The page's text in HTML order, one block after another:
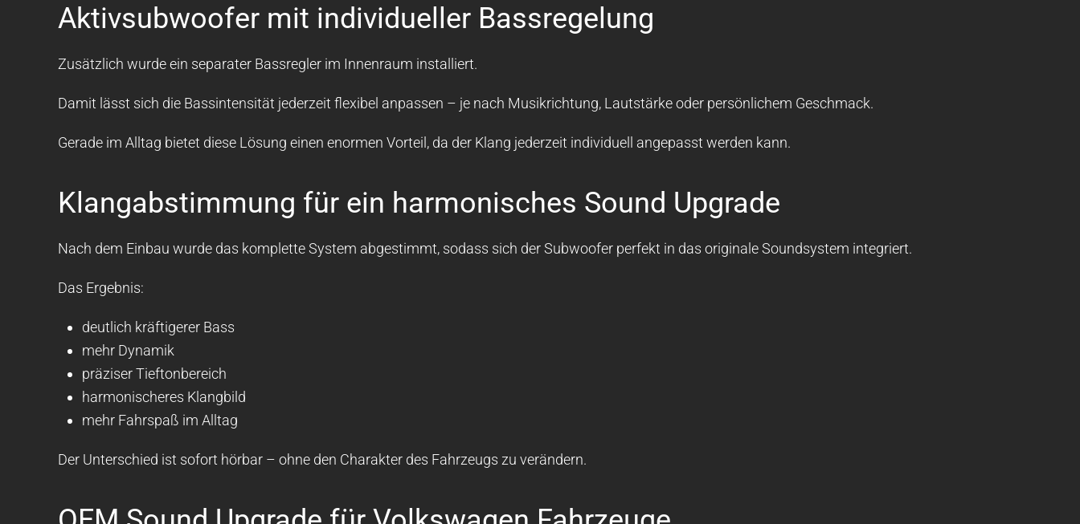
Aktivsubwoofer mit individueller Bassregelung
Zusätzlich wurde ein separater Bassregler im Innenraum installiert.
Damit lässt sich die Bassintensität jederzeit flexibel anpassen – je nach Musikrichtung, Lautstärke oder persönlichem Geschmack.
Gerade im Alltag bietet diese Lösung einen enormen Vorteil, da der Klang jederzeit individuell angepasst werden kann.
Klangabstimmung für ein harmonisches Sound Upgrade
Nach dem Einbau wurde das komplette System abgestimmt, sodass sich der Subwoofer perfekt in das originale Soundsystem integriert.
Das Ergebnis:
deutlich kräftigerer Bass
mehr Dynamik
präziser Tieftonbereich
harmonischeres Klangbild
mehr Fahrspaß im Alltag
Der Unterschied ist sofort hörbar – ohne den Charakter des Fahrzeugs zu verändern.